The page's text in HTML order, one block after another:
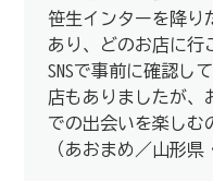
笹生インターを降り
あり、どのお店に行
SNSで事前に確認し
店もありましたが、
での出会いを楽しむ
（あおまめ／山形県